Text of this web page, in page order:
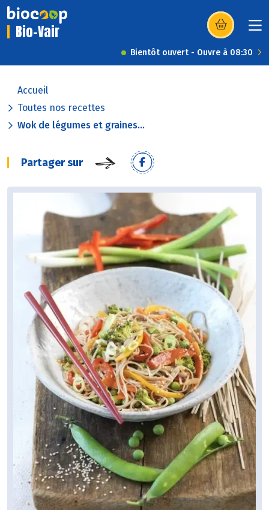
Bio-Vair (s’ouvre dans
Bientôt ouvert - Ouvre à 08:30
Accueil
Toutes nos recettes
Wok de légumes et graines...
Partager sur